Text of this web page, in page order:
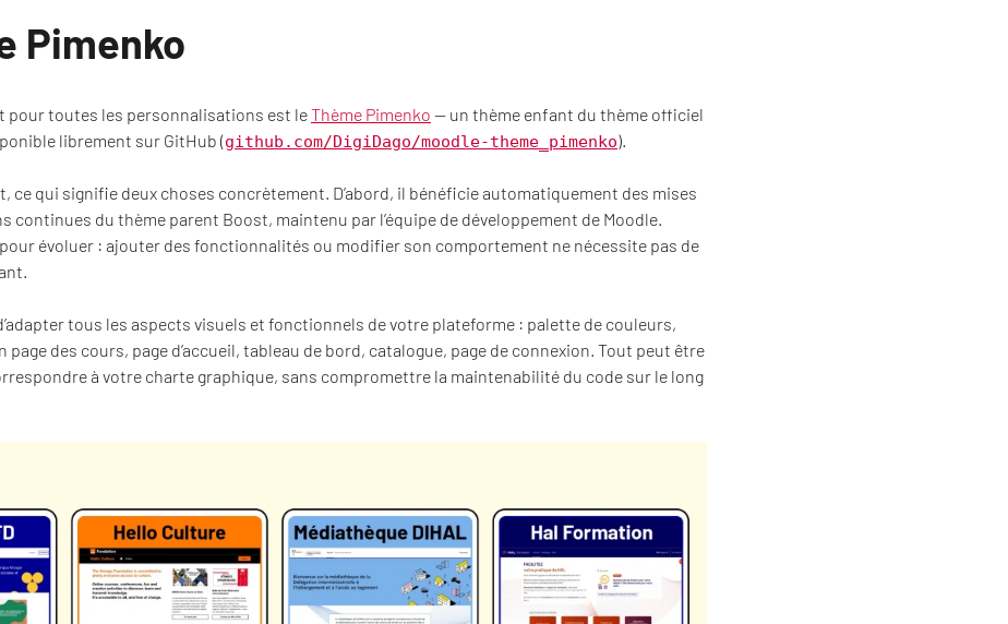
Pimenko
pour toutes les personnalisations est leThème Pimenko — un thème enfant du thème officiel
librement sur GitHub (github.com/DigiDago/moodle-theme_pimenko).
ce qui signifie deux choses concrètement. D’abord, il bénéficie automatiquement des mises
continues du thème parent Boost, maintenu par l’équipe de développement de Moodle.
évoluer : ajouter des fonctionnalités ou modifier son comportement ne nécessite pas de
tous les aspects visuels et fonctionnels de votre plateforme : palette de couleurs,
page des cours, page d’accueil, tableau de bord, catalogue, page de connexion. Tout peut être
à votre charte graphique, sans compromettre la maintenabilité du code sur le long